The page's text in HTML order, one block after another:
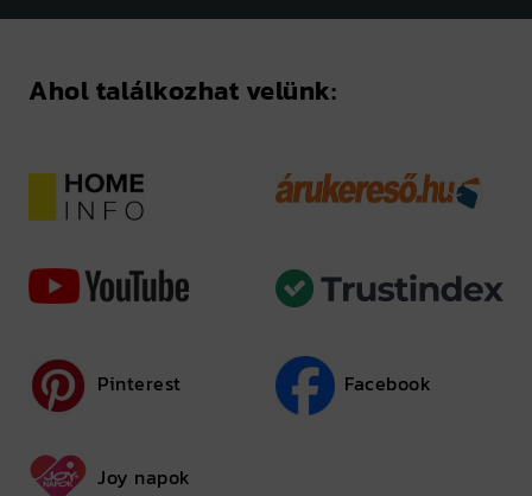
Ahol találkozhat velünk:
Pinterest Facebook
Joy napok